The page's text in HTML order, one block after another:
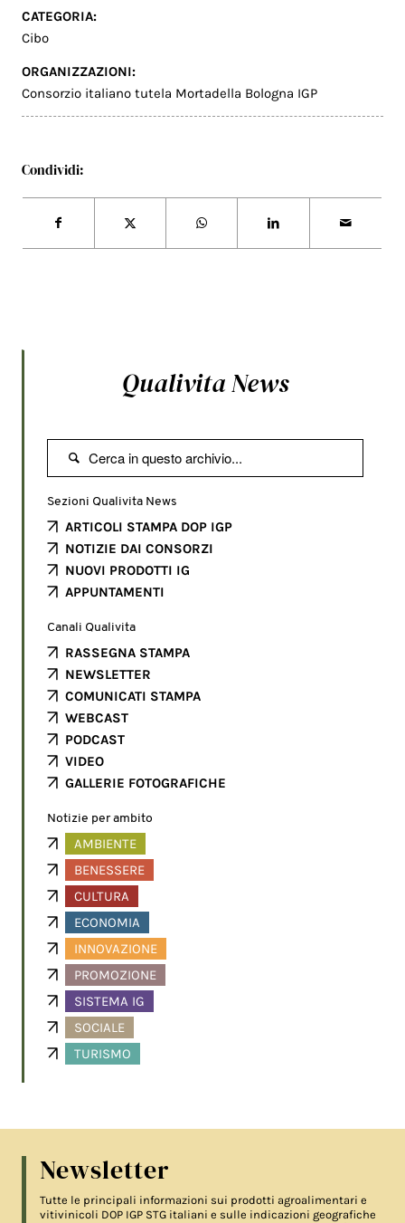
CATEGORIA:
Cibo
ORGANIZZAZIONI:
Consorzio italiano tutela Mortadella Bologna IGP
Condividi:
Qualivita News

Sezioni Qualivita News
ARTICOLI STAMPA DOP IGP
NOTIZIE DAI CONSORZI
NUOVI PRODOTTI IG
APPUNTAMENTI
Canali Qualivita
RASSEGNA STAMPA
NEWSLETTER
COMUNICATI STAMPA
WEBCAST
PODCAST
VIDEO
GALLERIE FOTOGRAFICHE
Notizie per ambito
AMBIENTE
BENESSERE
CULTURA
ECONOMIA
INNOVAZIONE
PROMOZIONE
SISTEMA IG
SOCIALE
TURISMO
Newsletter
Tutte le principali informazioni sui prodotti agroalimentari e
vitivinicoli DOP IGP STG italiani e sulle indicazioni geografiche